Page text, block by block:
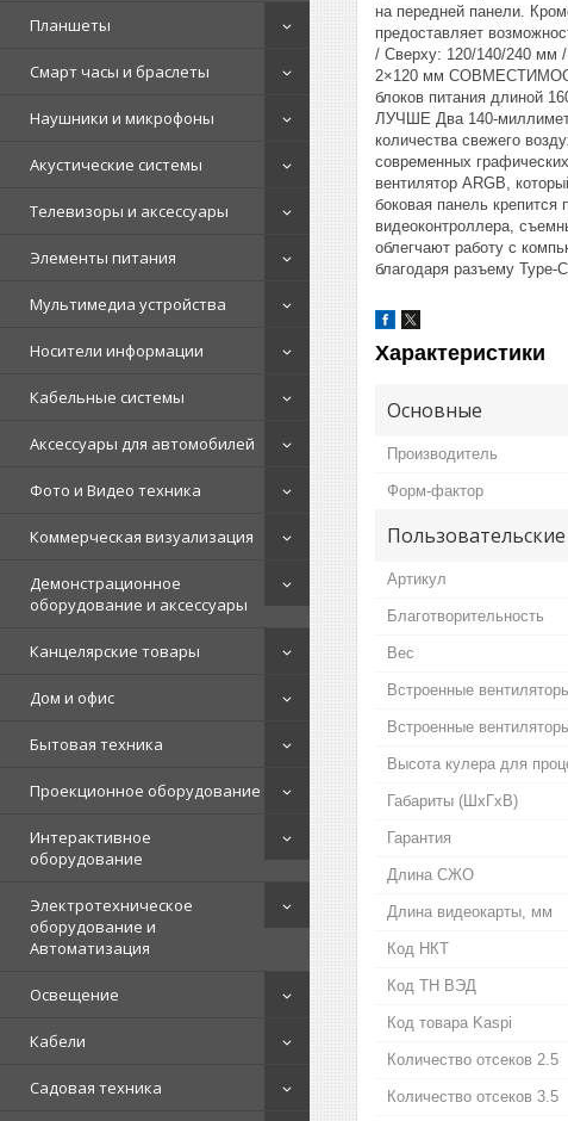
Планшеты
Смарт часы и браслеты
Наушники и микрофоны
Акустические системы
Телевизоры и аксессуары
Элементы питания
Мультимедиа устройства
Носители информации
Кабельные системы
Аксессуары для автомобилей
Фото и Видео техника
Коммерческая визуализация
Демонстрационное
оборудование и аксессуары
Канцелярские товары
Дом и офис
Бытовая техника
Проекционное оборудование
Интерактивное
оборудование
Электротехническое
оборудование и
Автоматизация
Освещение
Кабели
Садовая техника
на передней панели.
предоставляет
/ Сверху: 120/140/240 мм
2×120 мм
блоков питания длиной
ЛУЧШЕ Два 140-
количества свежего
современных
вентилятор ARGB,
боковая панель
видеоконтроллера,
облегчают работу с
благодаря разъему Type-
Характеристики
Основные
Производитель
Форм-фактор
Артикул
Благотворительность
Вес
Встроенные
Встроенные
Высота кулера для
Габариты (ШхГхВ)
Гарантия
Длина СЖО
Длина видеокарты, мм
Код НКТ
Код ТН ВЭД
Код товара Kaspi
Количество отсеков 2.5
Количество отсеков 3.5